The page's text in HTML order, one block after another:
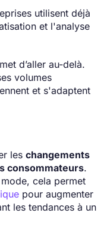
utilisent déjà
et l'analyse
d’aller au-delà.
volumes
et s'adaptent
les changements
consommateurs.
cela permet
pour augmenter
les tendances à un